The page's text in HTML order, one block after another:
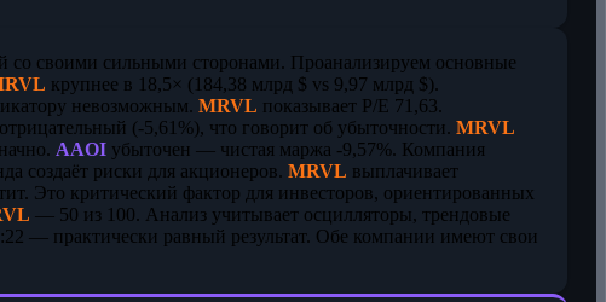
своими сильными сторонами. Проанализируем основные
крупнее в 18,5× (184,38 млрд $ vs 9,97 млрд $).
невозможным. MRVL показывает P/E 71,63.
(-5,61%), что говорит об убыточности. MRVL
AAOIубыточен — чистая маржа -9,57%. Компания
создаёт риски для акционеров. MRVL выплачивает
Это критический фактор для инвесторов, ориентированных
— 50 из 100. Анализ учитывает осцилляторы, трендовые
— практически равный результат. Обе компании имеют свои